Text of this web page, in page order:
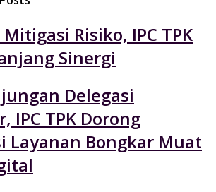
Risiko, IPC TPK
Sinergi
Delegasi
IPC TPK Dorong
Layanan Bongkar Muat